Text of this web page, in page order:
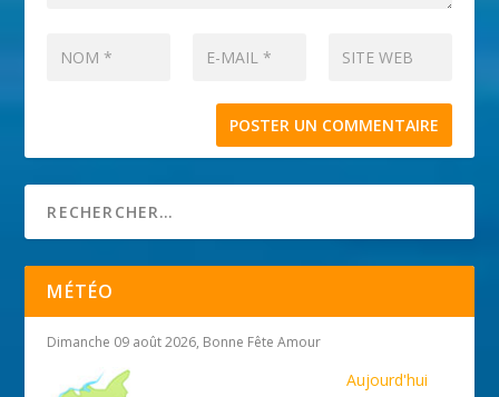
MÉTÉO
Dimanche 09 août 2026, Bonne Fête Amour
Aujourd'hui